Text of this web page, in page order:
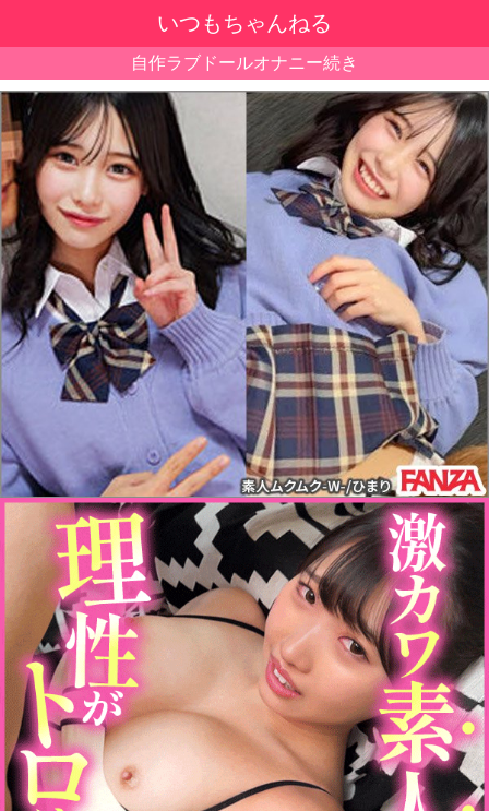
いつもちゃんねる
自作ラブドールオナニー続き